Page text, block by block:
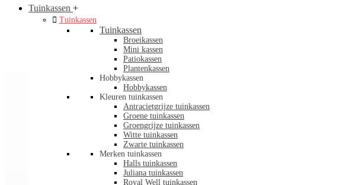
Tuinkassen +
 Tuinkassen
Tuinkassen
Broeikassen
Mini kassen
Patiokassen
Plantenkassen
Hobbykassen
Hobbykassen
Kleuren tuinkassen
Antracietgrijze tuinkassen
Groene tuinkassen
Groengrijze tuinkassen
Witte tuinkassen
Zwarte tuinkassen
Merken tuinkassen
Halls tuinkassen
Juliana tuinkassen
Royal Well tuinkassen